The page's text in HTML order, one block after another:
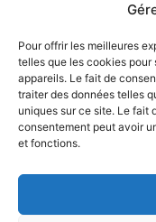
Pour offrir les meilleures
telles que les cookies
appareils. Le fait de
traiter des données telles
uniques sur ce site. Le fait
consentement peut avoir
et fonctions.
HERVE,
10 octobre 2020